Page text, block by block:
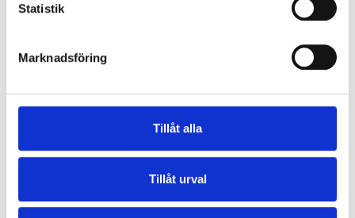
Statistik
Marknadsföring
Tillåt alla
Tillåt urval
Ett ledningssystem för informationssäkerhet ger er en
trygghet att ni identifierat känslig information och
kontinuerligt säkrar att den är fortsatt skyddad.
system genom en riskhanteringsprocess.
Metodiken hjälper företag av alla storlekar att skydda